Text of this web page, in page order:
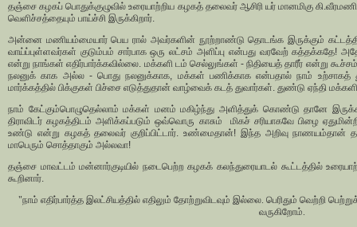
தஞ்சை கழகப் பொதுக்குழுவில் உரையாற்றிய கழகத் தலைவர் ஆசிரி யர் மானமிகு
வெளிச்சத்தையும் பாய்ச்சி இருக்கிறார்.
அன்னை மணியம்மையார் பெய ரால் அவர்களின் நூற்றாண்டு தொடங்க இருக்கும்
வாய்ப்புள்ளவர்கள் குடும்பம் சார்பாக ஒரு லட்சம் அளிப்பு என்பது வரவேற் கத்தக்கதே!
என்று நாங்கள் எதிர்பார்க்கவில்லை. மக்களி டம் செல்லுங்கள் - நிதியைத் தாரீர் என்று
நலனுக் காக அல்ல - பொது நலனுக்காக, மக்கள் பணிக்காக என்பதால் நாம் உற்சாகத்
மார்க்கத்தில் பிக்குகள் பிச்சை எடுத்துதான் வாழ்வைக் கடத் துவார்கள். துண்டு ஏந்தி
நாம் கேட்கும்பொழுதெல்லாம் மக்கள் மனம் மகிழ்ந்து அளித்துக் கொண்டு தானே
திராவிடர் கழகத்திடம் அளிக்கப்படும் ஒவ்வொரு காசும் மிகச் சரியாகவே பிழை
உண்டு என்று கழகத் தலைவர் குறிப்பிட்டார். உண்மைதான்! இந்த அறிவு நாணயம்தான்
மாபெரும் சொத்தாகும் அல்லவா!
தஞ்சை மாவட்டம் மன்னார்குடியில் நடைபெற்ற கழகக் கலந்துரையாடல் கூட்டத்தில்
கூறினார்.
"நாம் எதிர்பார்த்த இலட்சியத்தில் எதிலும் தோற்றுவிடவும் இல்லை. பெரிதும் வெற்றி
வருகிறோம்.